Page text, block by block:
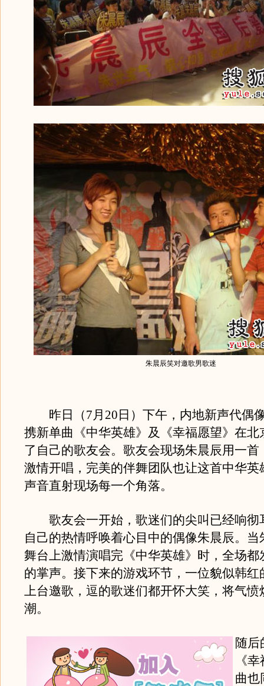
朱晨辰笑对邀歌男歌迷
昨日（7月20日）下午，内地新声代偶
携新单曲《中华英雄》及《幸福愿望》在北
了自己的歌友会。歌友会现场朱晨辰用一首
激情开唱，完美的伴舞团队也让这首中华英
声音直射现场每一个角落。
歌友会一开始，歌迷们的尖叫已经响彻
自己的热情呼唤着心目中的偶像朱晨辰。当
舞台上激情演唱完《中华英雄》时，全场都
的掌声。接下来的游戏环节，一位貌似韩红
上台邀歌，逗的歌迷们都开怀大笑，将气愤
潮。
随后
《
曲也